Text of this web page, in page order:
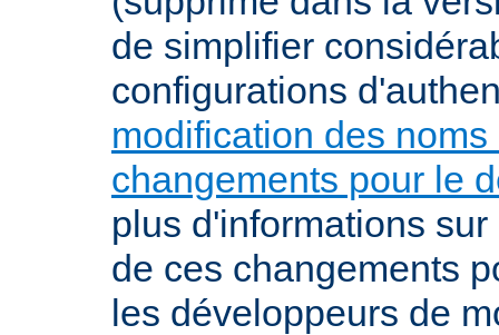
de simplifier
configurations
modification des
changements pour le
plus d'informations
de ces changements
les développeurs de